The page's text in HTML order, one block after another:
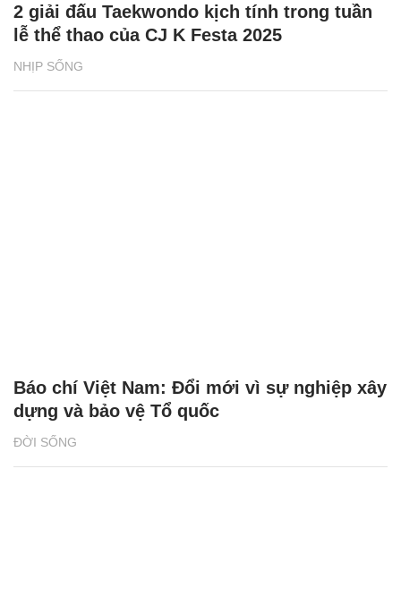
NHỊP SỐNG
2 giải đấu Taekwondo kịch tính trong tuần
lễ thể thao của CJ K Festa 2025
ĐỜI SỐNG
Báo chí Việt Nam: Đổi mới vì sự nghiệp xây
dựng và bảo vệ Tổ quốc